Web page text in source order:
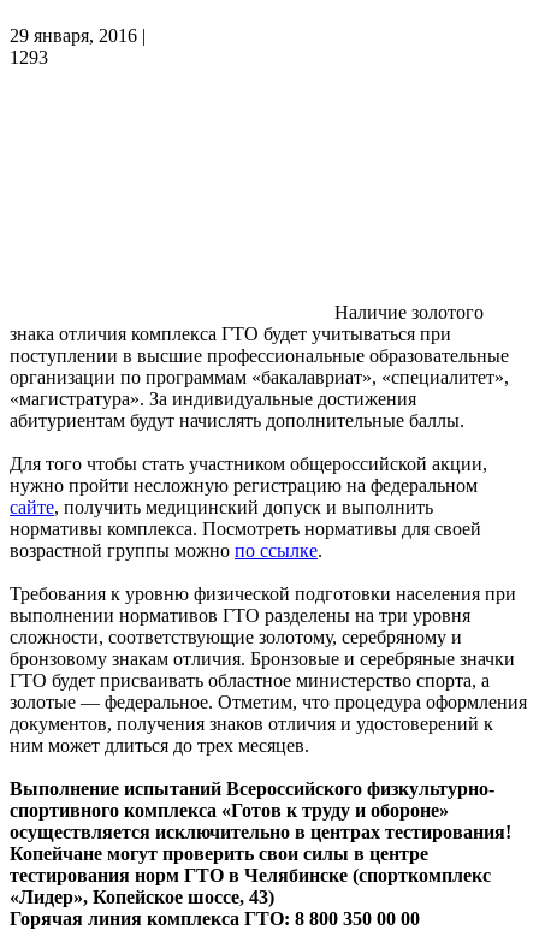
29 января, 2016 |
1293
Наличие золотого
знака отличия комплекса ГТО будет учитываться при
поступлении в высшие профессиональные образовательные
организации по программам «бакалавриат», «специалитет»,
«магистратура». За индивидуальные достижения
абитуриентам будут начислять дополнительные баллы.
Для того чтобы стать участником общероссийской акции,
нужно пройти несложную регистрацию на федеральном
сайте, получить медицинский допуск и выполнить
нормативы комплекса. Посмотреть нормативы для своей
возрастной группы можно по ссылке.
Требования к уровню физической подготовки населения при
выполнении нормативов ГТО разделены на три уровня
сложности, соответствующие золотому, серебряному и
бронзовому знакам отличия. Бронзовые и серебряные значки
ГТО будет присваивать областное министерство спорта, а
золотые — федеральное. Отметим, что процедура оформления
документов, получения знаков отличия и удостоверений к
ним может длиться до трех месяцев.
Выполнение испытаний Всероссийского физкультурно-
спортивного комплекса «Готов к труду и обороне»
осуществляется исключительно в центрах тестирования!
Копейчане могут проверить свои силы в центре
тестирования норм ГТО в Челябинске (спорткомплекс
«Лидер», Копейское шоссе, 43)
Горячая линия комплекса ГТО: 8 800 350 00 00